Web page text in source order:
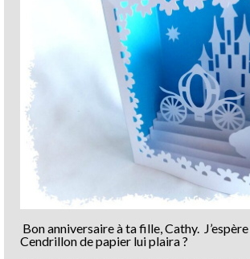
Bon anniversaire à ta fille, Cathy.
Cendrillon de papier lui plaira ?